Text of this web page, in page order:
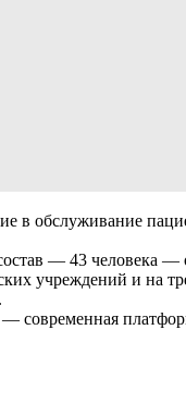
в обслуживание
— 43
учреждений и на
современная